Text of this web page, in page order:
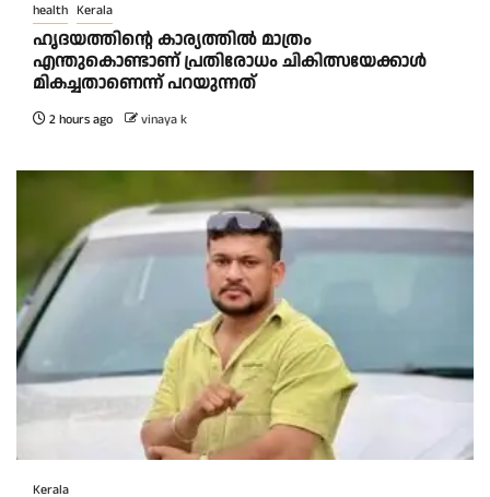
health Kerala
ഹൃദയത്തിന്റെ കാര്യത്തിൽ മാത്രം
എന്തുകൊണ്ടാണ് പ്രതിരോധം ചികിത്സയേക്കാൾ
മികച്ചതാണെന്ന് പറയുന്നത്
2 hours ago vinaya k
Kerala